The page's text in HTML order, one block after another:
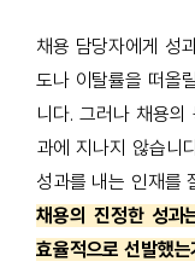
채용 담당자에게 성
도나 이탈률을 떠올
니다. 그러나 채용
과에 지나지 않습니
성과를 내는 인재를
채용의 진정한 성과
효율적으로 선발했는